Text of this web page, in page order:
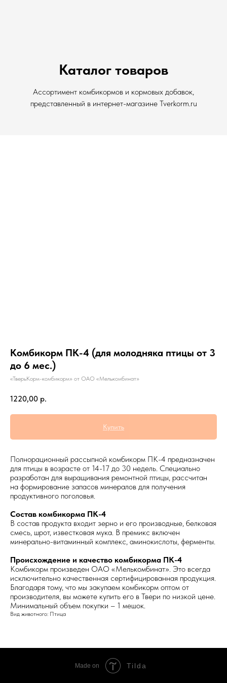
Каталог товаров
Ассортимент комбикормов и кормовых добавок,
представленный в интернет-магазине Tverkorm.ru
Комбикорм ПК-4 (для молодняка птицы от 3
до 6 мес.)
«ТверьКорм-комбикорм» от ОАО «Мелькомбинат»
1220,00 р.
Купить
Полнорационный рассыпной комбикорм ПК-4 предназначен
для птицы в возрасте от 14-17 до 30 недель. Специально
разработан для выращивания ремонтной птицы, рассчитан
на формирование запасов минералов для получения
продуктивного поголовья.
Состав комбикорма ПК-4
В состав продукта входит зерно и его производные, белковая
смесь, шрот, известковая мука. В премикс включен
минерально-витаминный комплекс, аминокислоты, ферменты.
Происхождение и качество комбикорма ПК-4
Комбикорм произведен ОАО «Мелькомбинат». Это всегда
исключительно качественная сертифицированная продукция.
Благодаря тому, что мы закупаем комбикорм оптом от
производителя, вы можете купить его в Твери по низкой цене.
Минимальный объем покупки – 1 мешок.
Вид животного: Птица
Made on Tilda